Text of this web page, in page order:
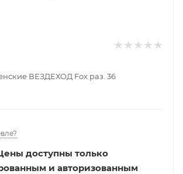
ВЕЗДЕХОД Fox раз. 36
доступны только
и авторизованным